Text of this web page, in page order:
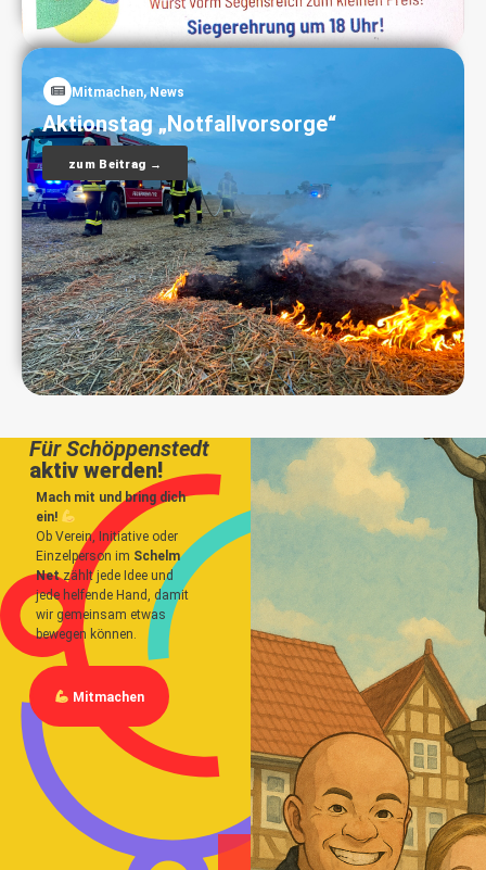
Mitmachen,News
Aktionstag „Notfallvorsorge“
zum Beitrag →
Für Schöppenstedt
aktiv werden!
Mach mit und bring dich
ein!
Ob Verein, Initiative oder
Einzelperson im Schelm
Netzählt jede Idee und
jede helfende Hand, damit
wir gemeinsam etwas
bewegen können.
Mitmachen